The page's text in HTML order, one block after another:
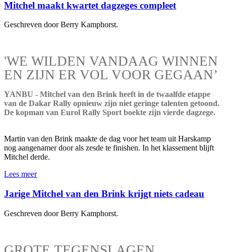
Mitchel maakt kwartet dagzeges compleet
Geschreven door Berry Kamphorst.
'WE WILDEN VANDAAG WINNEN
EN ZIJN ER VOL VOOR GEGAAN’
YANBU - Mitchel van den Brink heeft in de twaalfde etappe
van de Dakar Rally opnieuw zijn niet geringe talenten getoond.
De kopman van Eurol Rally Sport boekte zijn vierde dagzege.
Martin van den Brink maakte de dag voor het team uit Harskamp
nog aangenamer door als zesde te finishen. In het klassement blijft
Mitchel derde.
Lees meer
Jarige Mitchel van den Brink krijgt niets cadeau
Geschreven door Berry Kamphorst.